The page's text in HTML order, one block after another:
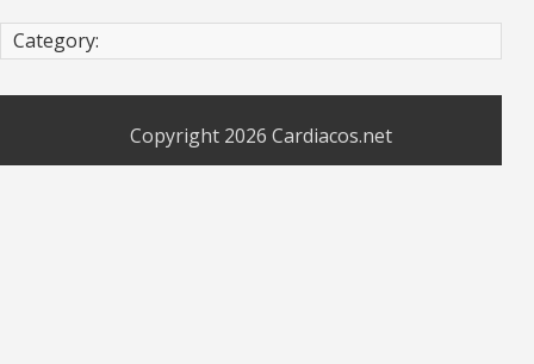
Category:
Copyright 2026 Cardiacos.net